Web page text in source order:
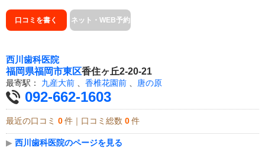
口コミを書く ネット・WEB予約
西川歯科医院
福岡県福岡市東区香住ヶ丘2-20-21
最寄駅： 九産大前 香椎花園前 唐の原
092-662-1603
最近の口コミ 0 件｜口コミ総数 0 件
▶ 西川歯科医院のページを見る